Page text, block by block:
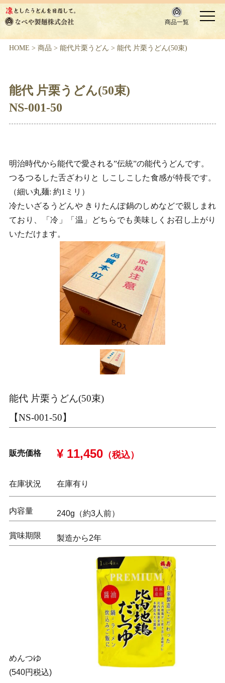
商品一覧
HOME > 商品 > 能代片栗うどん > 能代 片栗うどん(50束)
能代 片栗うどん(50束)
NS-001-50
明治時代から能代で愛される”伝統”の能代うどんです。
つるつるした舌ざわりと しこしこした食感が特長です。
（細い丸麺: 約1ミリ）
冷たいざるうどんや きりたんぽ鍋のしめなどで親しまれ
ており、「冷」「温」どちらでも美味しくお召し上がり
いただけます。
能代 片栗うどん(50束)
【NS-001-50】
販売価格 ¥ 11,450（税込）
在庫状況 在庫有り
内容量 240g（約3人前）
賞味期限 製造から2年
めんつゆ
(540円税込)